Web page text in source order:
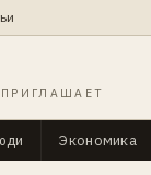
ПРИГЛАШАЕТ
Экономика